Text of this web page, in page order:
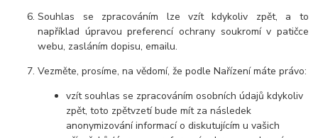
Souhlas se zpracováním lze vzít kdykoliv zpět, a to
například úpravou preferencí ochrany soukromí v patičce
webu, zasláním dopisu, emailu.
Vezměte, prosíme, na vědomí, že podle Nařízení máte právo:
vzít souhlas se zpracováním osobních údajů kdykoliv
zpět, toto zpětvzetí bude mít za následek
anonymizování informací o diskutujícím u vašich